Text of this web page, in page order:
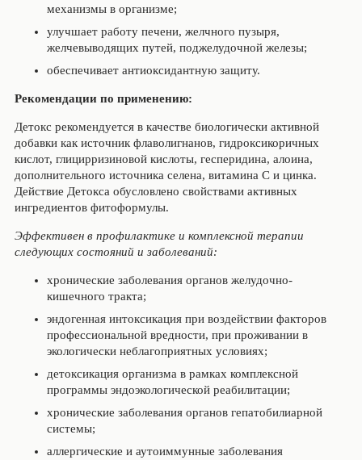
механизмы в организме;
улучшает работу печени, желчного пузыря,
желчевыводящих путей, поджелудочной железы;
обеспечивает антиоксидантную защиту.
Рекомендации по применению:
Детокс рекомендуется в качестве биологически активной
добавки как источник флаволигнанов, гидроксикоричных
кислот, глицирризиновой кислоты, гесперидина, алоина,
дополнительного источника селена, витамина С и цинка.
Действие Детокса обусловлено свойствами активных
ингредиентов фитоформулы.
Эффективен в профилактике и комплексной терапии
следующих состояний и заболеваний:
хронические заболевания органов желудочно-
кишечного тракта;
эндогенная интоксикация при воздействии факторов
профессиональной вредности, при проживании в
экологически неблагоприятных условиях;
детоксикация организма в рамках комплексной
программы эндоэкологической реабилитации;
хронические заболевания органов гепатобилиарной
системы;
аллергические и аутоиммунные заболевания